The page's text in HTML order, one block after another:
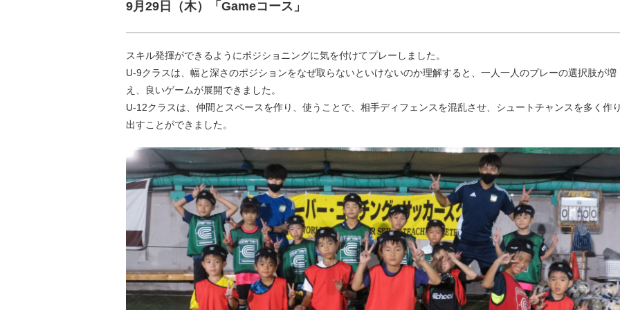
9月29日（木）「Gameコース」
スキル発揮ができるようにポジショニングに気を付けてプレーしました。
U-9クラスは、幅と深さのポジションをなぜ取らないといけないのか理解すると、一人一人のプレーの選択肢が増
え、良いゲームが展開できました。
U-12クラスは、仲間とスペースを作り、使うことで、相手ディフェンスを混乱させ、シュートチャンスを多く作
出すことができました。